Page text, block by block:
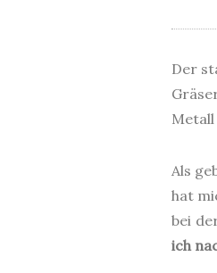
Der
Als
hat
bei
ich